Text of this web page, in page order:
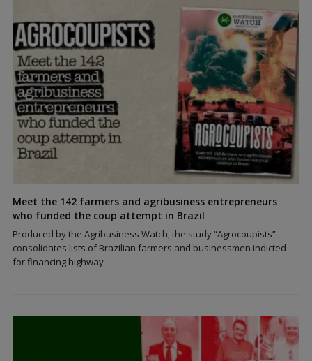
Meet the 142 farmers and agribusiness entrepreneurs
who funded the coup attempt in Brazil
Produced by the Agribusiness Watch, the study “Agrocoupists”
consolidates lists of Brazilian farmers and businessmen indicted
for financing highway